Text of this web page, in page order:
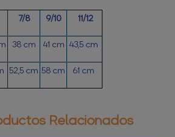
7/8 9/10
11/12
38 cm 41 cm 43,5 cm
52,5 cm 58 cm 61 cm
Relacionados